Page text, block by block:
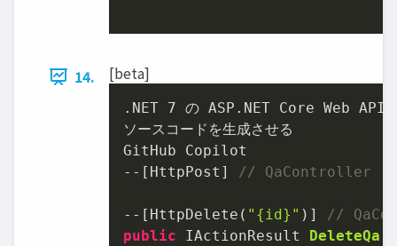
14. [beta]
.NET 7 の ASP.NET Core Web API
ソースコードを⽣成させる
GitHub Copilot
--[HttpPost] // QaController
--[HttpDelete( "{id}" )] //
public IActionResult DeleteQa